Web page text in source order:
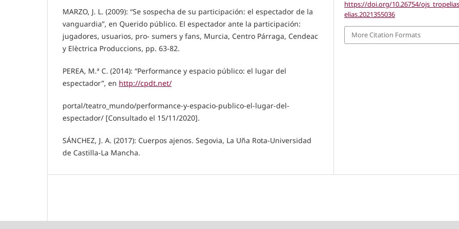
MARZO, J. L. (2009): “Se sospecha de su participación: el espectador de la
vanguardia”, en Querido público. El espectador ante la participación:
jugadores, usuarios, pro- sumers y fans, Murcia, Centro Párraga, Cendeac
y Elèctrica Produccions, pp. 63-82.
PEREA, M.ª C. (2014): “Performance y espacio público: el lugar del
espectador”, en http://cpdt.net/
portal/teatro_mundo/performance-y-espacio-publico-el-lugar-del-
espectador/ [Consultado el 15/11/2020].
SÁNCHEZ, J. A. (2017): Cuerpos ajenos. Segovia, La Uña Rota-Universidad
de Castilla-La Mancha.
https://doi.org/10.26754/
elias.2021355036
More Citation Formats